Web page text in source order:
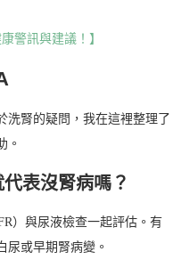
警訊與建議！】
洗腎的疑問，我在這裡整理了
。
表沒腎病嗎？
）與尿液檢查一起評估。有
尿或早期腎病變。